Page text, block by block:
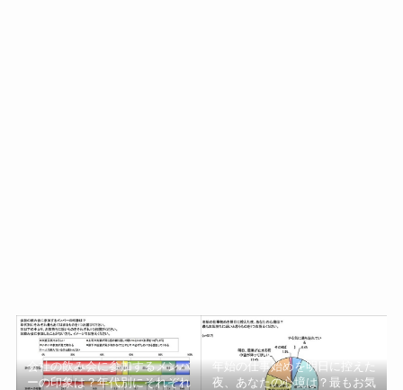
会社の飲み会に参加するメンバ
ーの印象は？年代別にそれぞれ
年始の仕事始めを明日に控えた
夜、あなたの心境は？最もお気